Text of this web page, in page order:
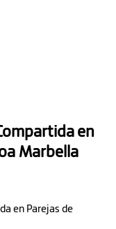
en
Marbella
en Parejas de